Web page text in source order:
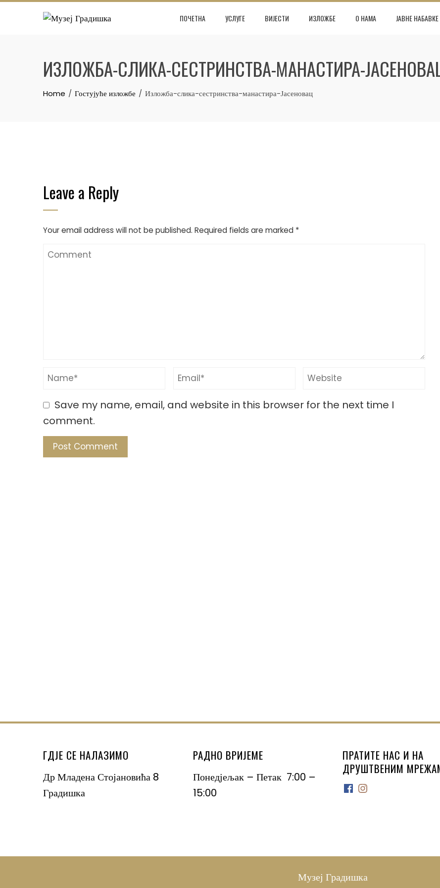
Skip
ПОЧЕТНА УСЛУГЕ ВИЈЕСТИ ИЗЛОЖБЕ О НАМА ЈАВНЕ НАБАВКЕ
ИЗЛОЖБА-СЛИКА-СЕСТРИНСТВА-МАНАСТИРА-
Home Гостујуће изложбе Изложба-слика-сестринства-манастира-Јасеновац
Leave a Reply
Your email address will not be published. Required fields are marked *
Save my name, email, and website in this browser for the next time I
comment.
ГДЈЕ СЕ НАЛАЗИМО
Др Младена Стојановића 8
Градишка
РАДНО ВРИЈЕМЕ
Понедјељак – Петак 7:00 –
15:00
ПРАТИТЕ НАС И НА
ДРУШТВЕНИМ
Facebook
Instagram
Музеј Градишка